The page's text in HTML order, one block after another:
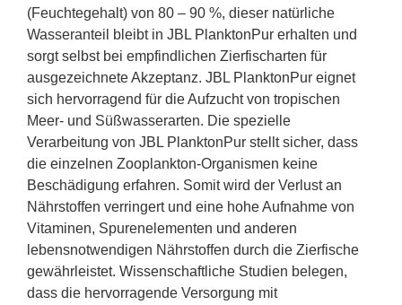
(Feuchtegehalt) von 80 – 90 %, dieser natürliche
Wasseranteil bleibt in JBL PlanktonPur erhalten und
sorgt selbst bei empfindlichen Zierfischarten für
ausgezeichnete Akzeptanz. JBL PlanktonPur eignet
sich hervorragend für die Aufzucht von tropischen
Meer- und Süßwasserarten. Die spezielle
Verarbeitung von JBL PlanktonPur stellt sicher, dass
die einzelnen Zooplankton-Organismen keine
Beschädigung erfahren. Somit wird der Verlust an
Nährstoffen verringert und eine hohe Aufnahme von
Vitaminen, Spurenelementen und anderen
lebensnotwendigen Nährstoffen durch die Zierfische
gewährleistet. Wissenschaftliche Studien belegen,
dass die hervorragende Versorgung mit